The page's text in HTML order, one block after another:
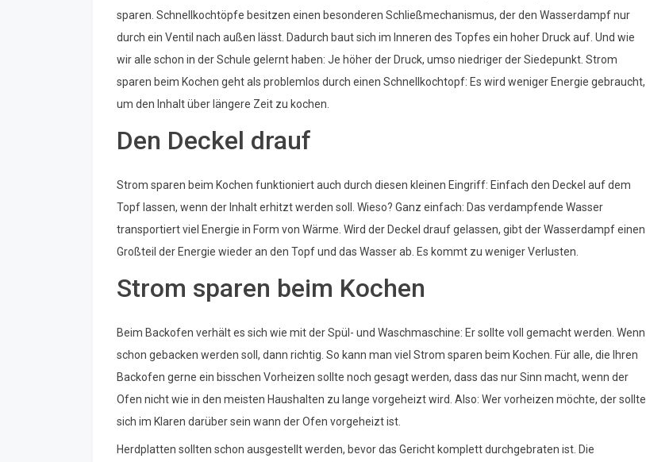
sparen. Schnellkochtöpfe besitzen einen besonderen Schließmechanismus, der den Wasserdampf nur
durch ein Ventil nach außen lässt. Dadurch baut sich im Inneren des Topfes ein hoher Druck auf. Und wie
wir alle schon in der Schule gelernt haben: Je höher der Druck, umso niedriger der Siedepunkt. Strom
sparen beim Kochen geht als problemlos durch einen Schnellkochtopf: Es wird weniger Energie gebraucht,
um den Inhalt über längere Zeit zu kochen.
Den Deckel drauf
Strom sparen beim Kochen funktioniert auch durch diesen kleinen Eingriff: Einfach den Deckel auf dem
Topf lassen, wenn der Inhalt erhitzt werden soll. Wieso? Ganz einfach: Das verdampfende Wasser
transportiert viel Energie in Form von Wärme. Wird der Deckel drauf gelassen, gibt der Wasserdampf einen
Großteil der Energie wieder an den Topf und das Wasser ab. Es kommt zu weniger Verlusten.
Strom sparen beim Kochen
Beim Backofen verhält es sich wie mit der Spül- und Waschmaschine: Er sollte voll gemacht werden. Wenn
schon gebacken werden soll, dann richtig. So kann man viel Strom sparen beim Kochen. Für alle, die Ihren
Backofen gerne ein bisschen Vorheizen sollte noch gesagt werden, dass das nur Sinn macht, wenn der
Ofen nicht wie in den meisten Haushalten zu lange vorgeheizt wird. Also: Wer vorheizen möchte, der sollte
sich im Klaren darüber sein wann der Ofen vorgeheizt ist.
Herdplatten sollten schon ausgestellt werden, bevor das Gericht komplett durchgebraten ist. Die